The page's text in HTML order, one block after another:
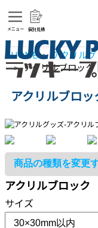
メニュー 個別見積
HOME > アクリル
> アクリルブロック
アクリルブロッ
アクリルブロック
サイズ